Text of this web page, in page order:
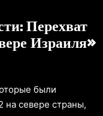
Перехват
Израиля»
были
на севере страны,